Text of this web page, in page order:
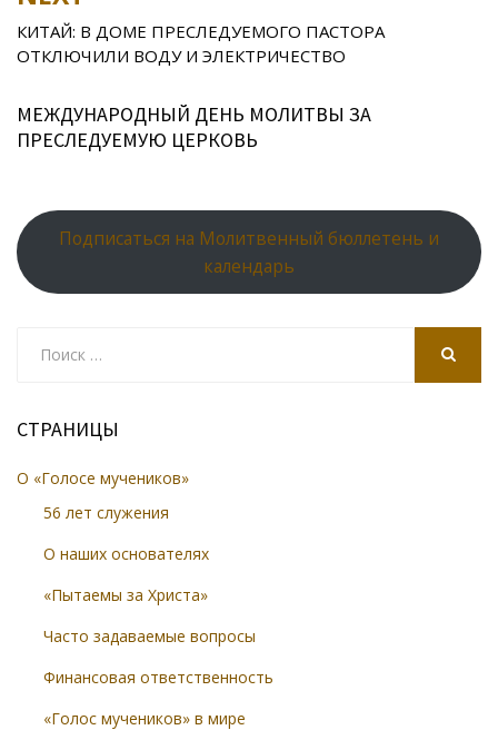
ki
КИТАЙ: В ДОМЕ ПРЕСЛЕДУЕМОГО ПАСТОРА
ОТКЛЮЧИЛИ ВОДУ И ЭЛЕКТРИЧЕСТВО
МЕЖДУНАРОДНЫЙ ДЕНЬ МОЛИТВЫ ЗА
ПРЕСЛЕДУЕМУЮ ЦЕРКОВЬ
Подписаться на Молитвенный бюллетень и
календарь
СТРАНИЦЫ
О «Голосе мучеников»
56 лет служения
О наших основателях
«Пытаемы за Христа»
Часто задаваемые вопросы
Финансовая ответственность
«Голос мучеников» в мире